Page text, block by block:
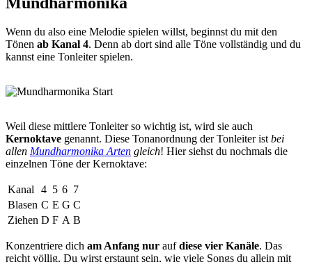
Wenn du also eine Melodie spielen willst, beginnst du mit den
Tönen ab Kanal 4. Denn ab dort sind alle Töne vollständig und du
kannst eine Tonleiter spielen.
Weil diese mittlere Tonleiter so wichtig ist, wird sie auch
Kernoktave genannt. Diese Tonanordnung der Tonleiter istbei
allen Mundharmonika­ Arten gleich! Hier siehst du nochmals die
einzelnen Töne der Kernoktave:
Kanal 4 5 6 7
Blasen C E G C
Ziehen D F A B
Konzentriere dich am Anfang nur aufdiese vier Kanäle. Das
reicht völlig. Du wirst erstaunt sein, wie viele Songs du allein mit